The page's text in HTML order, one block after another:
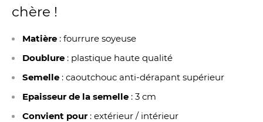
chère !
Matière : fourrure soyeuse
Doublure : plastique haute qualité
Semelle : caoutchouc anti-dérapant supérieur
Epaisseur de la semelle : 3 cm
Convient pour : extérieur / intérieur